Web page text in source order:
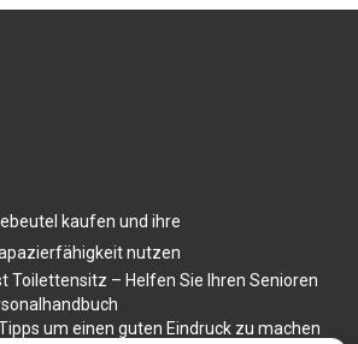
kaufen und ihre
nutzen
Toilettensitz – Helfen Sie Ihren Senioren
um einen guten Eindruck zu machen